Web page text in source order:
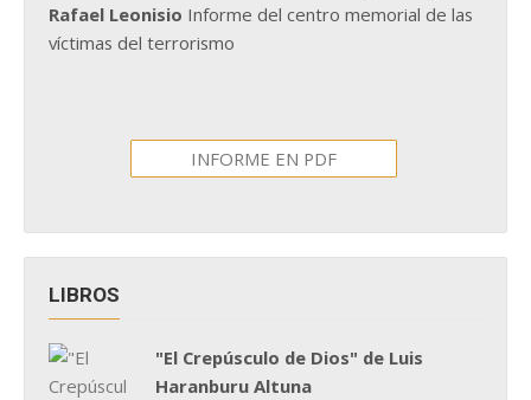
Rafael Leonisio Informe del centro memorial de las
víctimas del terrorismo
INFORME EN PDF
LIBROS
"El Crepúsculo de Dios" de Luis
Haranburu Altuna